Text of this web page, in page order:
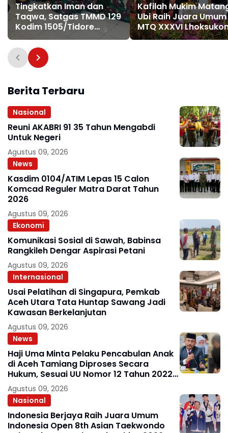
Tingkatkan Iman dan
Taqwa, Satgas TMMD 129
Kodim 1505/Tidore
Tunaikan Shalat Jumat
Bersama Warga
Kafilah Mukim
Ubi Raih Juara Umum
MTQ XXXVI
Bawa Pulang Emas
Berita Terbaru
Nasional
Reuni AKABRI 91 35 Tahun Mengabdi
Untuk Negeri
Agustus 09, 2026
News
Kasdim 0104/ATIM Lepas 15 Calon
Komcad Reguler Matra Darat Tahun
2026
Agustus 09, 2026
Ekonomi
Komunikasi Sosial di Sawah, Babinsa
Rangkileh Dengar Aspirasi Petani
Agustus 09, 2026
Internasional
Usai Pelatihan di Singapura, Pemkab
Aceh Utara Tata Huntap Sawang Jadi
Kawasan Berkelanjutan
Agustus 09, 2026
News
Haji Uma Minta Pelaku Pencabulan Anak
di Aceh Tamiang Diproses Secara
Hukum, Sesuai UU Nomor 12 Tahun 2022
Tentang TPKS
Agustus 09, 2026
Nasional
Indonesia Berjaya Raih Juara Umum
Indonesia Open 8th Asian Taekwondo